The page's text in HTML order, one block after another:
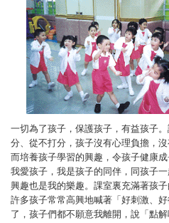
一切為了孩子，保護孩子，有益孩子
分、從不打分，孩子沒有心理負擔，
而培養孩子學習的興趣，令孩子健康成
我愛孩子，我是孩子的同伴，同孩子
興趣也是我的樂趣。課室裏充滿著孩子
許多孩子常常高興地喊著「好刺激、
了，孩子們都不願意我離開，說「點解